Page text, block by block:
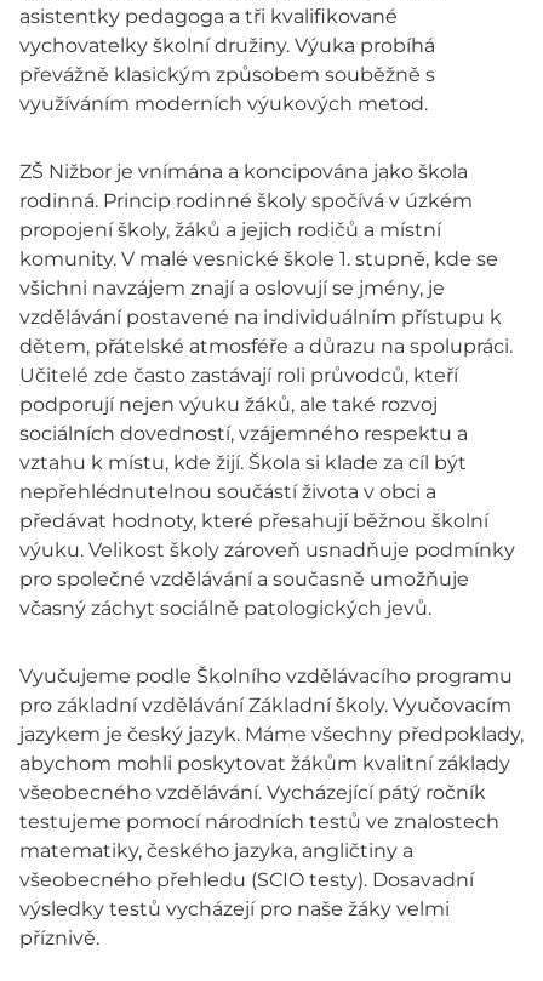
asistentky pedagoga a tři kvalifikované
vychovatelky školní družiny. Výuka probíhá
převážně klasickým způsobem souběžně s
využíváním moderních výukových metod.
ZŠ Nižbor je vnímána a koncipována jako škola
rodinná. Princip rodinné školy spočívá v úzkém
propojení školy, žáků a jejich rodičů a místní
komunity. V malé vesnické škole 1. stupně, kde se
všichni navzájem znají a oslovují se jmény, je
vzdělávání postavené na individuálním přístupu k
dětem, přátelské atmosféře a důrazu na spolupráci.
Učitelé zde často zastávají roli průvodců, kteří
podporují nejen výuku žáků, ale také rozvoj
sociálních dovedností, vzájemného respektu a
vztahu k místu, kde žijí. Škola si klade za cíl být
nepřehlédnutelnou součástí života v obci a
předávat hodnoty, které přesahují běžnou školní
výuku. Velikost školy zároveň usnadňuje podmínky
pro společné vzdělávání a současně umožňuje
včasný záchyt sociálně patologických jevů.
Vyučujeme podle Školního vzdělávacího programu
pro základní vzdělávání Základní školy. Vyučovacím
jazykem je český jazyk. Máme všechny předpoklady,
abychom mohli poskytovat žákům kvalitní základy
všeobecného vzdělávání. Vycházející pátý ročník
testujeme pomocí národních testů ve znalostech
matematiky, českého jazyka, angličtiny a
všeobecného přehledu (SCIO testy). Dosavadní
výsledky testů vycházejí pro naše žáky velmi
příznivě.